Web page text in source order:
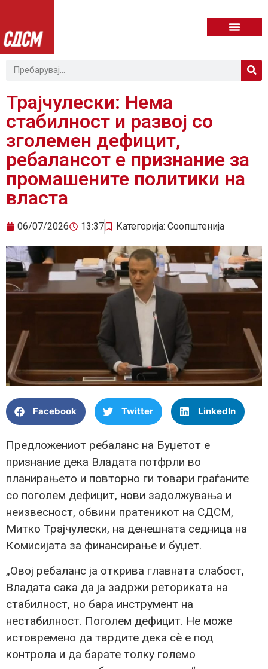
Трајчулески: Нема
стабилност и развој со
зголемен дефицит,
ребалансот е признание за
промашените политики на
власта
06/07/2026 13:37 Категорија: Соопштенија
Facebook Twitter LinkedIn
Предложениот ребаланс на Буџетот е
признание дека Владата потфрли во
планирањето и повторно ги товари граѓаните
со поголем дефицит, нови задолжувања и
неизвесност, обвини пратеникот на СДСМ,
Митко Трајчулески, на денешната седница на
Комисијата за финансирање и буџет.
„Овој ребаланс ја открива главната слабост,
Владата сака да ја задржи реториката на
стабилност, но бара инструмент на
нестабилност. Поголем дефицит. Не може
истовремено да тврдите дека сè е под
контрола и да барате толку големо